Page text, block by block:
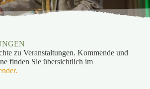
zu Veranstaltungen. Kommende und
finden Sie übersichtlich im